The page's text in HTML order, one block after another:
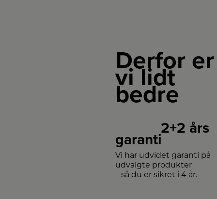
Derfor er
vi lidt
bedre
2+2 års
garanti
Vi har udvidet garanti på
udvalgte produkter
– så du er sikret i 4 år.